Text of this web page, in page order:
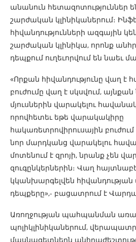
անանուն հետազոտություններ
շարժական կլինիկաներում։
հիվանդությունների ազգային
շարժական կլինիկա, որոնք
դեպքում ուղեւորվում են նաեւ
«Որքան հիվանդությունը վաղ է
բուժումը վաղ է սկսվում,
մյուսներին վարակելու
որովհետեւ եթե վարակակիրը
հակառետրովիրուսային
նոր մարդկանց վարակելու
մոտենում է զրոյի, նրանք չեն
զուգընկերներին։ Վաղ
կկանխարգելվեն
դեպքերը»,- բացատրում է
Առողջության պահպանման
պոլիկլինիկաներում,
մասնագետներն